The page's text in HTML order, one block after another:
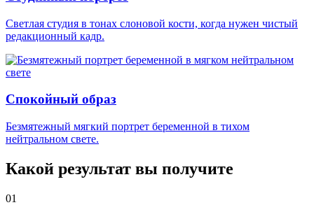
Светлая студия в тонах слоновой кости, когда нужен чистый
редакционный кадр.
Спокойный образ
Безмятежный мягкий портрет беременной в тихом
нейтральном свете.
Какой результат вы получите
01